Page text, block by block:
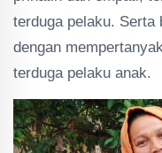
terduga pelaku. Serta
dengan
terduga pelaku anak.